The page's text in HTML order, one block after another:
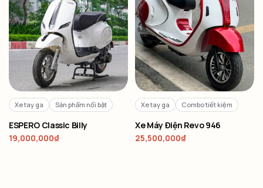
Xe tay ga Sản phẩm nổi bật
ESPERO Classic Billy
19,000,000₫
Xe tay ga Combo tiết kiệm
Xe Máy Điện Revo 946
25,500,000₫